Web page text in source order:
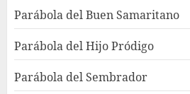
Parábola del Buen Samaritano
Parábola del Hijo Pródigo
Parábola del Sembrador